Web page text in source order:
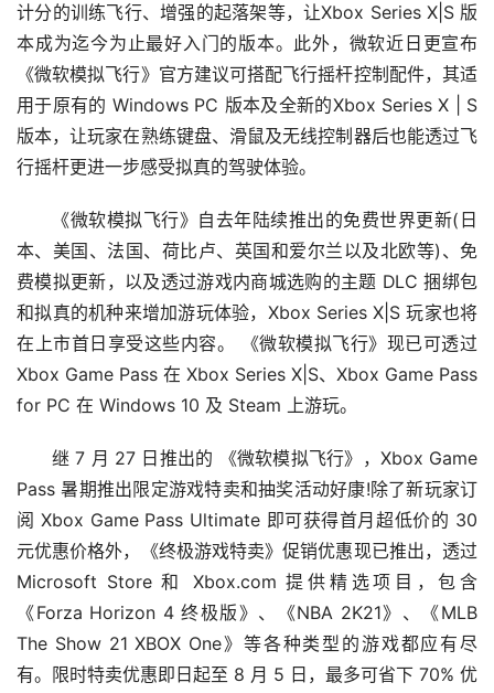
计分的训练飞行、增强的起落架等，让Xbox Series X|S 版
本成为迄今为止最好入门的版本。此外，微软近日更宣布
《微软模拟飞行》官方建议可搭配飞行摇杆控制配件，其适
用于原有的 Windows PC 版本及全新的Xbox Series X | S
版本，让玩家在熟练键盘、滑鼠及无线控制器后也能透过飞
行摇杆更进一步感受拟真的驾驶体验。
《微软模拟飞行》自去年陆续推出的免费世界更新(日
本、美国、法国、荷比卢、英国和爱尔兰以及北欧等)、免
费模拟更新，以及透过游戏内商城选购的主题 DLC 捆绑包
和拟真的机种来增加游玩体验，Xbox Series X|S 玩家也将
在上市首日享受这些内容。 《微软模拟飞行》现已可透过
Xbox Game Pass 在 Xbox Series X|S、Xbox Game Pass
for PC 在 Windows 10 及 Steam 上游玩。
继 7 月 27 日推出的 《微软模拟飞行》，Xbox Game
Pass 暑期推出限定游戏特卖和抽奖活动好康!除了新玩家订
阅 Xbox Game Pass Ultimate 即可获得首月超低价的 30
元优惠价格外，《终极游戏特卖》促销优惠现已推出，透过
Microsoft Store 和 Xbox.com 提供精选项目，包含
《Forza Horizon 4 终极版》、《NBA 2K21》、《MLB
The Show 21 XBOX One》等各种类型的游戏都应有尽
有。限时特卖优惠即日起至 8 月 5 日，最多可省下 70% 优